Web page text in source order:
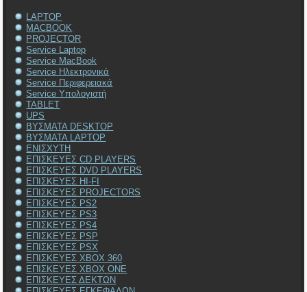
LAPTOP
MACBOOK
PROJECTOR
Service Laptop
Service MacBook
Service Ηλεκτρονικά
Service Περιφερειακά
Service Υπολογιστή
TABLET
UPS
ΒΥΣΜΑΤΑ DESKTOP
ΒΥΣΜΑΤΑ LAPTOP
ΕΝΙΣΧΥΤΗ
ΕΠΙΣΚΕΥΕΣ CD PLAYERS
ΕΠΙΣΚΕΥΕΣ DVD PLAYERS
ΕΠΙΣΚΕΥΕΣ HI-FI
ΕΠΙΣΚΕΥΕΣ PROJECTORS
ΕΠΙΣΚΕΥΕΣ PS2
ΕΠΙΣΚΕΥΕΣ PS3
ΕΠΙΣΚΕΥΕΣ PS4
ΕΠΙΣΚΕΥΕΣ PSP
ΕΠΙΣΚΕΥΕΣ PSX
ΕΠΙΣΚΕΥΕΣ XBOX 360
ΕΠΙΣΚΕΥΕΣ XBOX ONE
ΕΠΙΣΚΕΥΕΣ ΔΕΚΤΩΝ